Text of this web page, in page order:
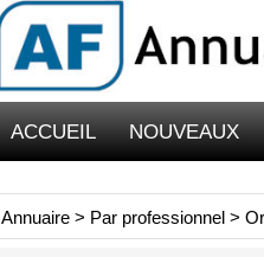
ACCUEIL NOUVEAUX
Annuaire > Par professionnel >